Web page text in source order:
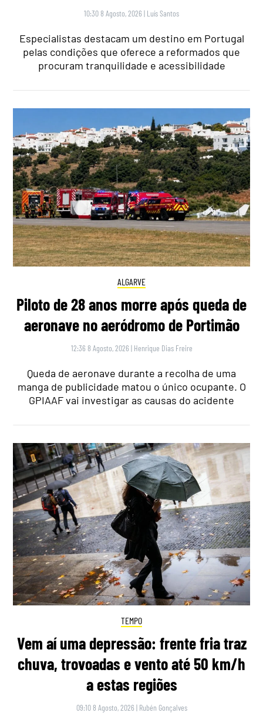
10:30 8 Agosto, 2026 | Luís Santos
Especialistas destacam um destino em Portugal
pelas condições que oferece a reformados que
procuram tranquilidade e acessibilidade
ALGARVE
Piloto de 28 anos morre após queda de
aeronave no aeródromo de Portimão
12:36 8 Agosto, 2026 | Henrique Dias Freire
Queda de aeronave durante a recolha de uma
manga de publicidade matou o único ocupante. O
GPIAAF vai investigar as causas do acidente
TEMPO
Vem aí uma depressão: frente fria traz
chuva, trovoadas e vento até 50 km/h
a estas regiões
09:10 8 Agosto, 2026 | Rubén Gonçalves